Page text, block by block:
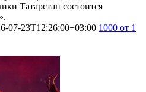
Татарстан состоится
07-23T12:26:00+03:00 1000 от 1